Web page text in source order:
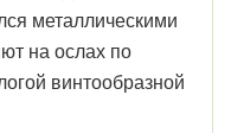
металлическими
на ослах по
винтообразной